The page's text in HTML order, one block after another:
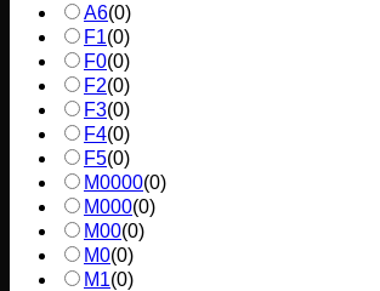
A6(0)
F1(0)
F0(0)
F2(0)
F3(0)
F4(0)
F5(0)
M0000(0)
M000(0)
M00(0)
M0(0)
M1(0)